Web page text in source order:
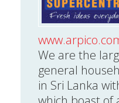
We are the
general
in Sri Lanka